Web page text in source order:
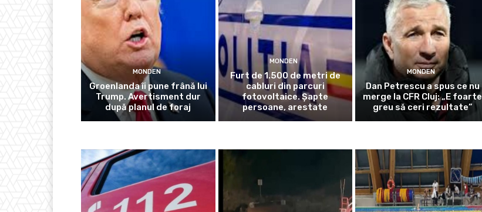
MONDEN
Groenlanda îi pune frână lui
Trump. Avertisment dur
după planul de foraj
MONDEN
Furt de 1.500 de metri de
cabluri din parcuri
fotovoltaice. Șapte
persoane, arestate
MONDEN
Dan Petrescu a spus ce nu
merge la CFR Cluj: „E foarte
greu să ceri rezultate”